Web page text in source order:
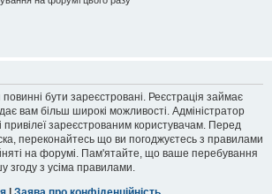
бути зареєстровані. Реєстрація займає
вам більш широкі можливості. Адміністратор
зареєстрованим користувачам. Перед
переконайтесь що ви погоджуєтесь з правилами
на форумі. Пам'ятайте, що ваше перебування
згоду з усіма правилами.